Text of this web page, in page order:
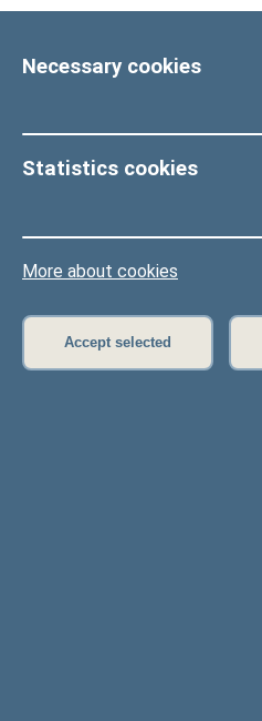
Necessary cookies
Statistics cookies
More about cookies
Accept selected
Sitting in
Home>
Ikiteisminio